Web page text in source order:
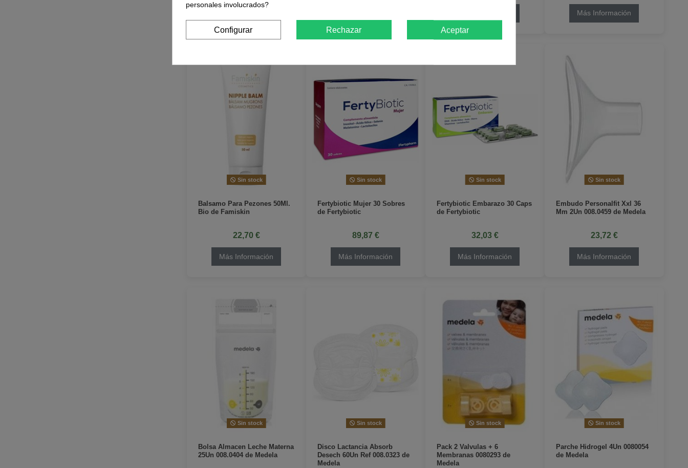
Más Información
Sin stock
Balsamo Para Pezones 50Ml.
Bio de Famiskin
22,70 €
Más Información
Sin stock
Fertybiotic Mujer 30 Sobres
de Fertybiotic
89,87 €
Más Información
Sin stock
Fertybiotic Embarazo 30 Caps
de Fertybiotic
32,03 €
Más Información
Sin stock
Embudo Personalfit Xxl 36
Mm 2Un 008.0459 de Medela
23,72 €
Más Información
Sin stock
Bolsa Almacen Leche Materna
25Un 008.0404 de Medela
Sin stock
Disco Lactancia Absorb
Desech 60Un Ref 008.0323 de
Medela
Sin stock
Pack 2 Valvulas + 6
Membranas 0080293 de
Medela
Sin stock
Parche Hidrogel 4Un 0080054
de Medela
personales involucrados?
Configurar Rechazar Aceptar